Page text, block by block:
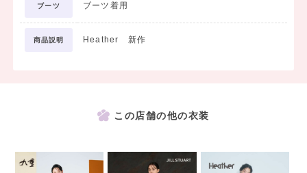
ブーツ ブーツ着用
商品説明 Heather 新作
この店舗の他の衣装